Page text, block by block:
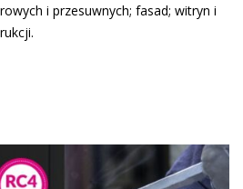
i przesuwnych; fasad; witryn i